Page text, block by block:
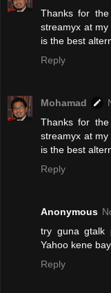
Thanks for
streamyx at
is the best
Reply
Mohamad
Thanks for
streamyx at
is the best
Reply
Anonymous
try guna gtalk
Yahoo kene
Reply